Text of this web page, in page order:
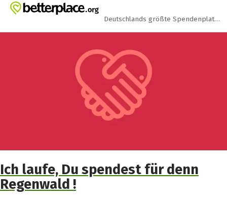
Zum Hauptinhalt springen
Erklärung zur Barrierefreiheit anzeigen
Deutschlands größte Spendenplattform
Ich laufe, Du spendest für denn
Regenwald !